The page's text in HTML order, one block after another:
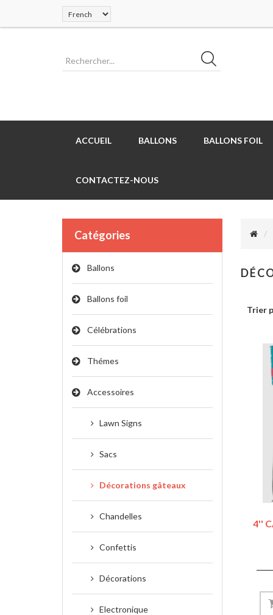
ACCUEIL BALLONS BALLONS FOIL
CONTACTEZ-NOUS
Catégories
Ballons
Ballons foil
Célébrations
Thémes
Accessoires
Lawn Signs
Sacs
Décorations gâteaux
Chandelles
Confettis
Décorations
Electronique
Trier
4''